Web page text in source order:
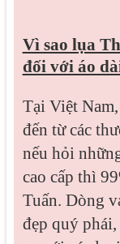
Vì sao lụa
đối với áo
Tại Việt
đến từ các
nếu hỏi
cao cấp thì
Tuấn. Dòng
đẹp quý